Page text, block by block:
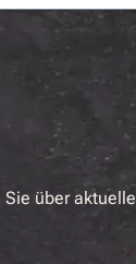
über aktuelle